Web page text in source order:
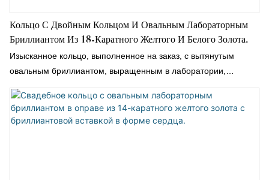
Кольцо С Двойным Кольцом И Овальным Лабораторным
Бриллиантом Из 18-Каратного Желтого И Белого Золота.
Изысканное кольцо, выполненное на заказ, с вытянутым
овальным бриллиантом, выращенным в лаборатории,
подвешенным над оправой из белого золота с бриллиантовой
инкрустацией, в двухцветном дизайне из 18-каратного золота.